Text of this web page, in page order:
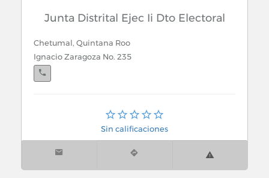
Junta Distrital Ejec Ii Dto Electoral
Chetumal, Quintana Roo
Ignacio Zaragoza No. 235
Cozumel, Quintana Roo
Calle 11 Sur X 65 Av. Esquina Col. Independencia
Sin calificaciones